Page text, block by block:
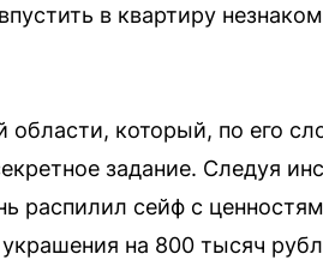
в квартиру
который, по его
задание. Следуя
распилил сейф с
на 800 тысяч